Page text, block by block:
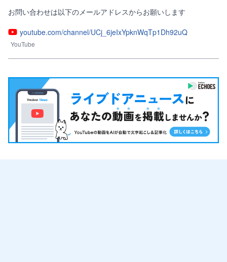
お問い合わせは以下のメールアドレスからお願いします
youtube.com/channel/UCj_6jeIxYpknWqTp1Dh92uQ
YouTube